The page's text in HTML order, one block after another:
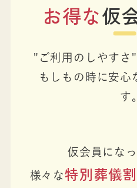
お得な仮
"ご利用のしやすさ
もしもの時に安心
す
仮会員にな
様々な特別葬儀